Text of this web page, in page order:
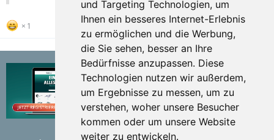
und Targeting Technologien, um
Ihnen ein besseres Internet-Erlebnis
zu ermöglichen und die Werbung,
die Sie sehen, besser an Ihre
Bedürfnisse anzupassen. Diese
Technologien nutzen wir außerdem,
um Ergebnisse zu messen, um zu
verstehen, woher unsere Besucher
kommen oder um unsere Website
weiter zu entwickeln.
1